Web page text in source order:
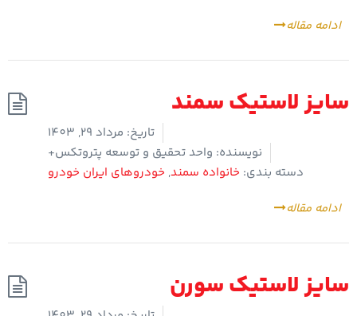
ادامه مقاله
سایز لاستیک سمند
تاریخ: مرداد 29, 1403
نویسنده: واحد تحقیق و توسعه پتروتکس+
دسته بندی: خانواده سمند, خودروهای ایران خودرو
ادامه مقاله
سایز لاستیک سورن